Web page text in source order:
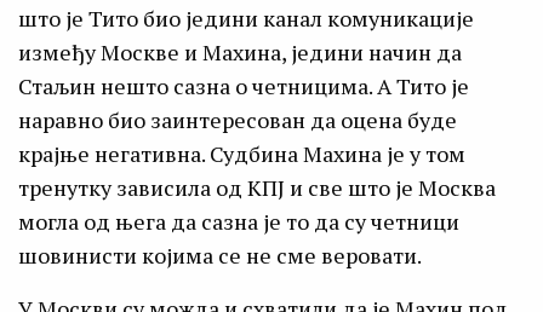
што је Тито био једини канал комуникације
између Москве и Махина, једини начин да
Стаљин нешто сазна о четницима. А Тито је
наравно био заинтересован да оцена буде
крајње негативна. Судбина Махина је у том
тренутку зависила од КПЈ и све што је Москва
могла од њега да сазна је то да су четници
шовинисти којима се не сме веровати.